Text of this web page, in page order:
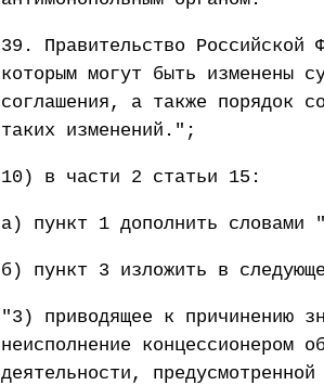
39. Правительство Российской
которым могут быть изменены
соглашения, а также порядок
таких изменений.";
10) в части 2 статьи 15:
а) пункт 1 дополнить словами
б) пункт 3 изложить в
"3) приводящее к причинению
неисполнение концессионером
деятельности,